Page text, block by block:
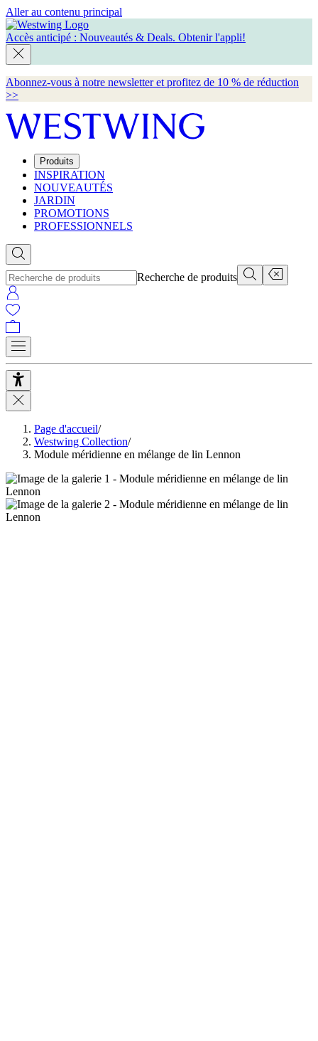
Aller au contenu principal
Accès anticipé : Nouveautés & Deals. Obtenir l'appli!
Abonnez-vous à notre newsletter et profitez de 10 % de réduction
>>
Produits
INSPIRATION
NOUVEAUTÉS
JARDIN
PROMOTIONS
PROFESSIONNELS
Recherche de produits
Page d'accueil/
Westwing Collection/
Module méridienne en mélange de lin Lennon